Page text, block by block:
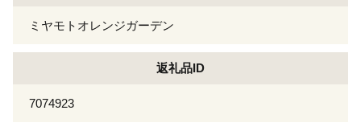
ミヤモトオレンジガーデン
返礼品ID
7074923